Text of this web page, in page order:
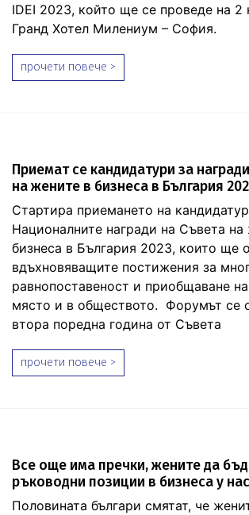
IDEI 2023, който ще се проведе на 2
Гранд Хотел Милениум – София.
прочети повече >
Приемат се кандидатури за
на жените в бизнеса в България
Стартира приемането на
Националните награди на Съвета на
бизнеса в България 2023, които ще
вдъхновяващите постижения за
равнопоставеност и приобщаване
място и в обществото. Форумът се
втора поредна година от Съвета
прочети повече >
Все още има пречки, жените да
ръководни позиции в бизнеса у нас
Половината българи смятат, че